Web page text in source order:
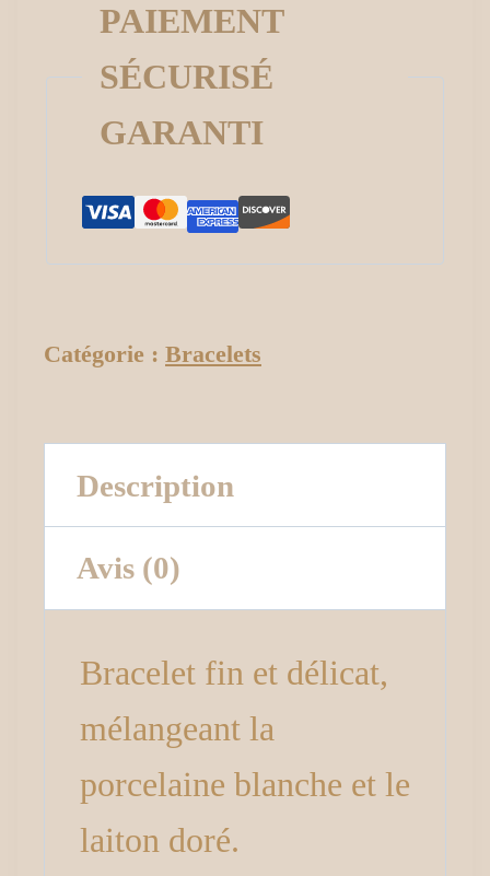
PAIEMENT
SÉCURISÉ
GARANTI
Catégorie : Bracelets
Description
Avis (0)
Bracelet fin et délicat,
mélangeant la
porcelaine blanche et le
laiton doré.